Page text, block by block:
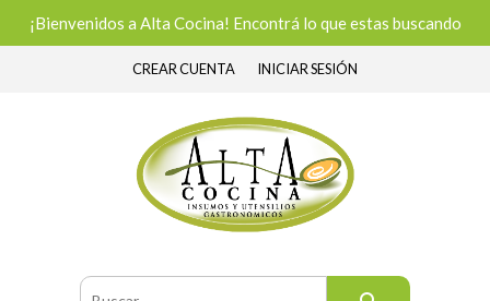
¡Bienvenidos a Alta Cocina! Encontrá lo que estas buscando
CREAR CUENTA INICIAR SESIÓN